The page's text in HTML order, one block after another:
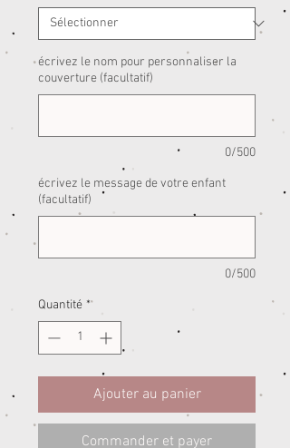
écrivez le nom pour personnaliser la
couverture (facultatif)
0/500
écrivez le message de votre enfant
(facultatif)
0/500
Quantité *
Ajouter au panier
Commander et payer